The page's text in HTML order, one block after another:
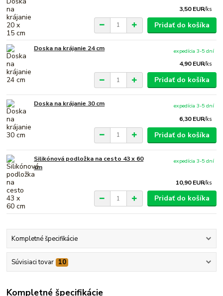
3,50 EUR/ks
Pridať do košíka
Doska na krájanie 24 cm
4,90 EUR/ks
expedícia 3-5 dní
Pridať do košíka
Doska na krájanie 30 cm
6,30 EUR/ks
expedícia 3-5 dní
Pridať do košíka
Silikónová podložka na cesto 43 x 60
cm
10,90 EUR/ks
expedícia 3-5 dní
Pridať do košíka
Kompletné špecifikácie
Súvisiaci tovar 10
Kompletné špecifikácie